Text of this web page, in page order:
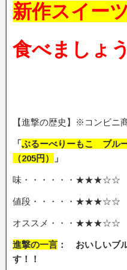
新作スイーツ
食べましょ
【進撃の歴史】※コンビニ
「ぶるーべりーもこ ブル
（205円）
」
味・・・・・・★★★☆☆
値段・・・・・★★★☆☆
オススメ・・・★★★☆☆
進撃の一言 ： おいしいブ
す！
！